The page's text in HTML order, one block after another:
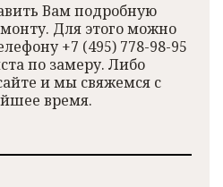
Вам подробную
Для этого можно
+7 (495) 778-98-95
по замеру. Либо
и мы свяжемся с
время.